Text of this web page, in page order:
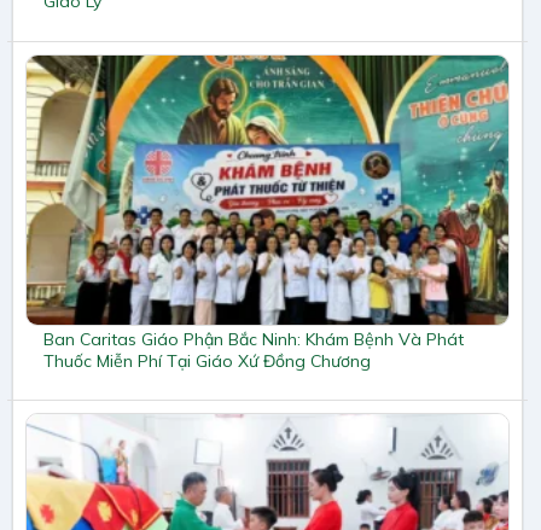
Ban Caritas Giáo Phận Bắc Ninh: Khám Bệnh Và Phát
Thuốc Miễn Phí Tại Giáo Xứ Đồng Chương